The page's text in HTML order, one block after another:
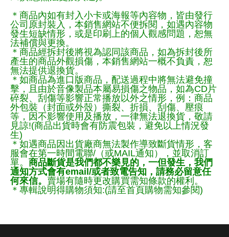
＊商品內如有封入小卡或海報等內容物，皆由發行
公司原封裝入，本銷售網站不便拆閱，如遇內容物
發生短缺情形，或是印刷上的個人觀感問題，恕無
法補償與更換。
＊商品經拆封後將視為認同該商品，如為拆封後所
產生的商品外觀損傷，本銷售網站一概不負責，恕
無法提供退換貨。
＊如商品為進口版商品，配送過程中將無法避免撞
擊，且由於音像製品本屬易損傷之物品，如為CD片
碎裂、刮傷等影響正常播放以外之情形，例：商品
外包裝（封面或外殼）撕裂、折損、刮傷、壓痕
等，因不影響使用及播放，一律無法退換貨，敬請
見諒!(商品出貨時會有防震包裝，避免以上情況發
生)
＊如遇商品因出貨廠商無法製作導致斷貨情形，客
服會在第一時間電聯/（或MAIL通知），並取消訂
單。 商品斷貨是我們都不樂見的，一但發生，我們
通知方式會有email/或者致電告知，請務必留意任
何來信。 賣場有隨時更改購買需知條款的權利。
＊專輯說明得購物須知:(請至首頁購物需知參閱)